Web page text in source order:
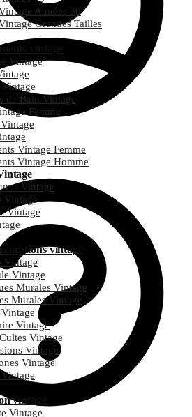
Années 30
Grandes Tailles
vintage
Vintage
de Bain Vintage
Femme
Vintage Femme
Vintage Homme
Vintage
Vintage
Vintage
vintage
Vintage
Vintage
Murales Vintage
Murales Vintage
Vintage
Vintage
Vintage
Vintage
vintage
Vintage